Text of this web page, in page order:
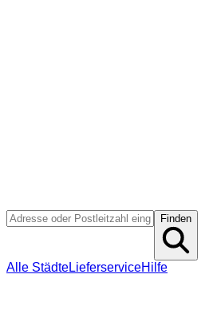
Finden
Alle StädteLieferserviceHilfe